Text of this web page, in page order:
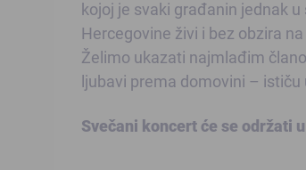
kojoj je svaki građanin jednak
Hercegovine živi i bez obzira na
Želimo ukazati najmlađim
ljubavi prema domovini – ističu
Svečani koncert će se održati